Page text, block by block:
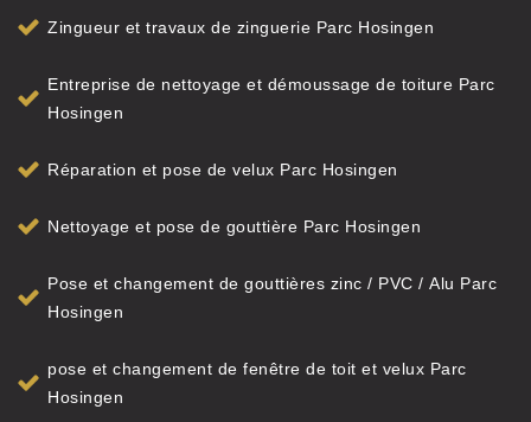
Zingueur et travaux de zinguerie Parc Hosingen
Entreprise de nettoyage et démoussage de toiture Parc
Hosingen
Réparation et pose de velux Parc Hosingen
Nettoyage et pose de gouttière Parc Hosingen
Pose et changement de gouttières zinc / PVC / Alu Parc
Hosingen
pose et changement de fenêtre de toit et velux Parc
Hosingen